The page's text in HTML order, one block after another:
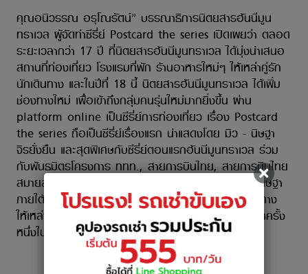
คุณอนิวรรณ อรุโณรัตน์” บรรณาธิการนิตยสารฮันนีมูน
ทราเวล ผู้จัดทำซีรี่ย์ Postcard the series เปิดเผยว่า ตลอด
ระยะเวลากว่า 17 ปี ที่นิตยสารฮันนีมูนทราเวล ได้มุ่งนำเสนอ
สถานที่ท่องเที่ยว โรงแรมที่พัก ร้านอาหารใหม่ๆ ให้เหล่าคู่รัก
นักเดินทาง และในปีที่ 18 นี้ นิตยสารฮันนีมูนทราเวล ได้เพิ่ม
ช่องทางใหม่ เพื่อเข้าถึงกลุ่มคนรุ่นใหม่มากยิ่งขึ้น ผ่าน
platform online เป็นซีรี่ย์การท่องเที่ยว เรื่อง Postcard
the series ถือเป็นซีรี่ย์เรื่องแรก นำแสดงโดย มิว - นิษฐา
จิรยั่งยืน และสุดพิเศษกับซีรี่ย์ตอนแรกฮันนีมูนทราเวล ร่วม
กับพันธมิตรโครงการ ททท., สายการบินไทย, สายการบินไทย
สมายล์, บัตรเครดิต SCB Mได้จัดเส้นทางตามรอยมิว นิษฐา
ภายใต้คอนเซปต์ Once in a life time จำนวน3 เส้นทาง
ให้เหล่าผู้สนใจได้สัมผัสประสบการณ์ท่องเที่ยวใหม่ๆ “สักครั้ง
หนึ่งในชีวิต” โครงการ Thailand Premium